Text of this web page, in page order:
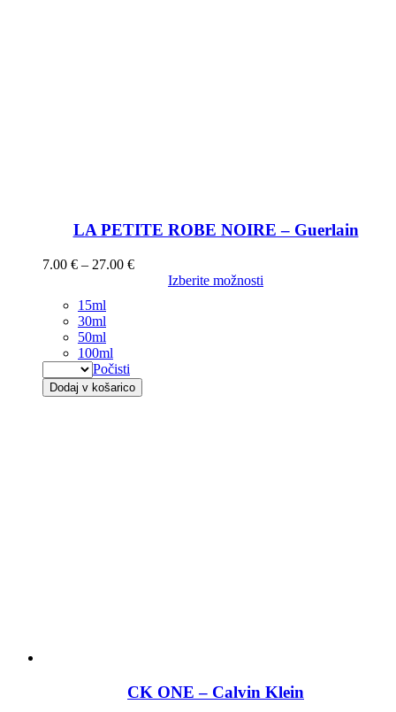
LA PETITE ROBE NOIRE – Guerlain
7.00 € – 27.00 €
Izberite možnosti
15ml
30ml
50ml
100ml
Počisti
Dodaj v košarico
CK ONE – Calvin Klein